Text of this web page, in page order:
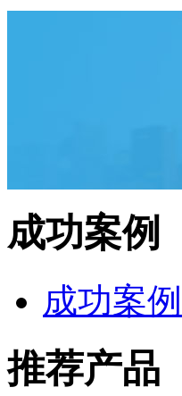
成功案例
成功案例
推荐产品